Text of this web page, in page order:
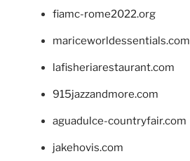
fiamc-rome2022.org
mariceworldessentials.com
lafisheriarestaurant.com
915jazzandmore.com
aguadulce-countryfair.com
jakehovis.com